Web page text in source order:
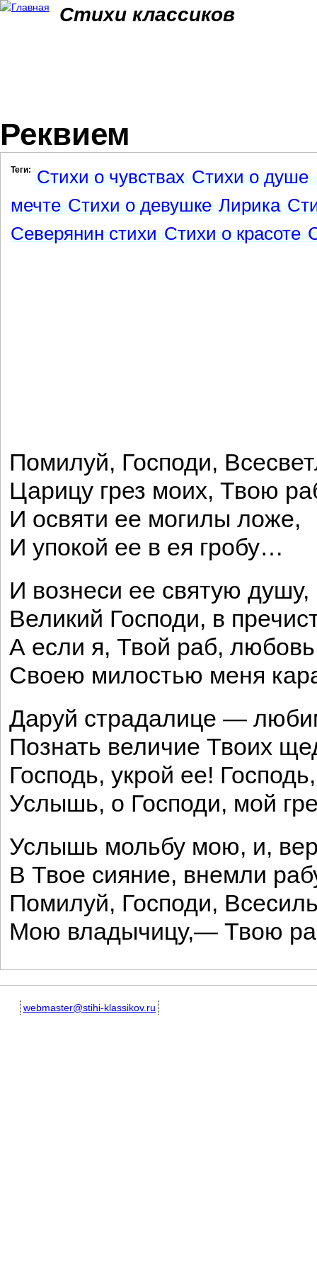
Стихи классиков
Реквием
Теги: Стихи о чувствах Стихи о душе
мечте Стихи о девушке Лирика
Северянин стихи Стихи о красоте
Помилуй, Господи,
Царицу грез моих, Твою
И освяти ее могилы ложе,
И упокой ее в ея гробу…
И вознеси ее святую душу,
Великий Господи, в
А если я, Твой раб,
Своею милостью меня
Даруй страдалице —
Познать величие Твоих
Господь, укрой ее!
Услышь, о Господи, мой
Услышь мольбу мою, и,
В Твое сияние, внемли
Помилуй, Господи,
Мою владычицу,— Твою
webmaster@stihi-klassikov.ru